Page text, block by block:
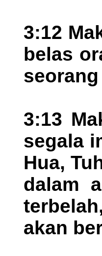
3:12
belas
3:13
segala
Hua,
dalam
akan